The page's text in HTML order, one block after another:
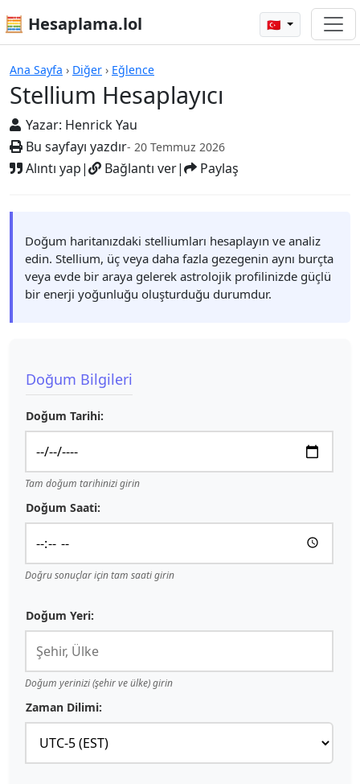
🧮 Hesaplama.lol 🇹🇷
Ana Sayfa › Diğer › Eğlence
Stellium Hesaplayıcı
Yazar: Henrick Yau
Bu sayfayı yazdır- 20 Temmuz 2026
Alıntı yap| Bağlantı ver| Paylaş
Hesap Makineleri
Doğum haritanızdaki stelliumları hesaplayın ve analiz
edin. Stellium, üç veya daha fazla gezegenin aynı burçta
veya evde bir araya gelerek astrolojik profilinizde güçlü
bir enerji yoğunluğu oluşturduğu durumdur.
Doğum Bilgileri
Doğum Tarihi:
Tam doğum tarihinizi girin
Doğum Saati:
Doğru sonuçlar için tam saati girin
Doğum Yeri:
Doğum yerinizi (şehir ve ülke) girin
Zaman Dilimi: